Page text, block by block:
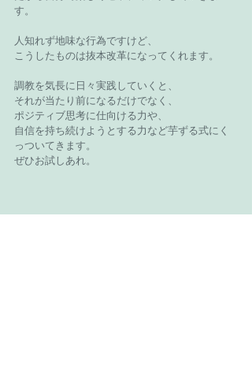
す。
人知れず地味な行為ですけど、
こうしたものは抜本改革になってくれます。
調教を気長に日々実践していくと、
それが当たり前になるだけでなく、
ポジティブ思考に仕向ける力や、
自信を持ち続けようとする力など芋ずる式にく
っついてきます。
ぜひお試しあれ。